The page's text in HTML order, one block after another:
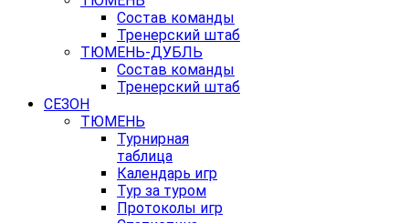
Состав команды
Тренерский штаб
ТЮМЕНЬ-ДУБЛЬ
Состав команды
Тренерский штаб
СЕЗОН
ТЮМЕНЬ
Турнирная
таблица
Календарь игр
Тур за туром
Протоколы игр